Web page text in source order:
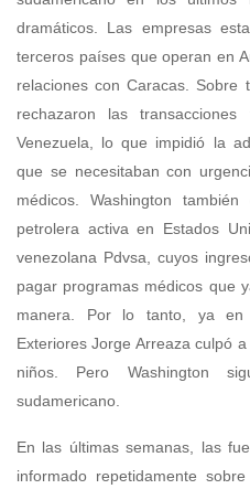
dramáticos. Las empresas
terceros países que operan en
relaciones con Caracas. Sobre
rechazaron las transacciones
Venezuela, lo que impidió la
que se necesitaban con
médicos. Washington
petrolera activa en Estados
venezolana Pdvsa, cuyos
pagar programas médicos que
manera. Por lo tanto, ya
Exteriores Jorge Arreaza culpó
niños. Pero Washington
sudamericano.
En las últimas semanas, las
informado repetidamente